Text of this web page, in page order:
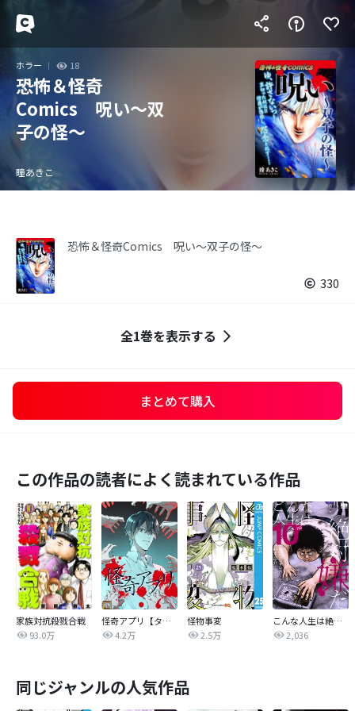
ホラー 18
恐怖＆怪奇
Comics 呪い～双
子の怪～
瞳あきこ
恐怖＆怪奇Comics 呪い～双子の怪～
330
全1巻を表示する
まとめて購入
この作品の読者によく読まれている作品
家族対抗殺戮合戦
93.0万
怪奇アプリ【タテヨミ】
4.2万
怪物事変
2.5万
こんな人生は絶対嫌だ
2,036
同じジャンルの人気作品